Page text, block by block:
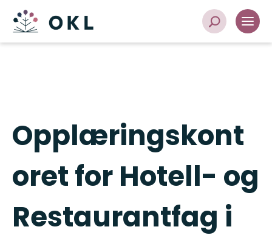
Opplæringskont
oret for Hotell- og
Restaurantfag i